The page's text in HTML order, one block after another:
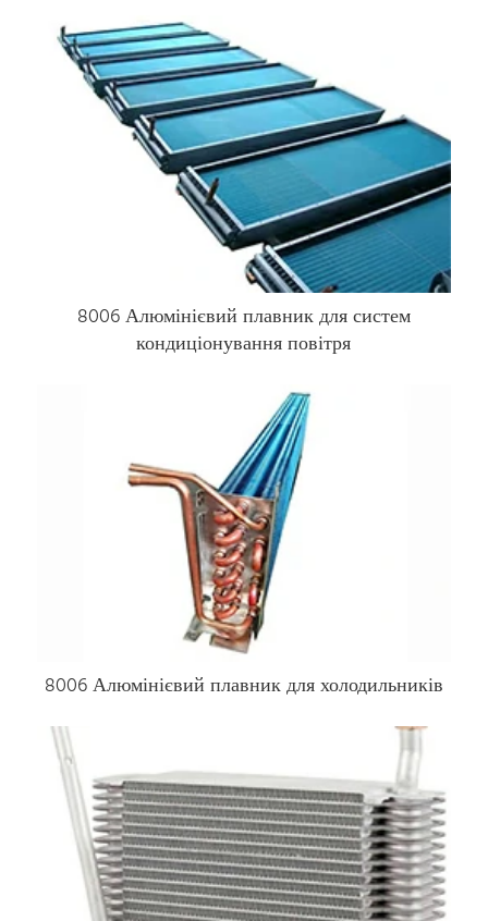
8006 Алюмінієвий плавник для систем
кондиціонування повітря
8006 Алюмінієвий плавник для холодильників